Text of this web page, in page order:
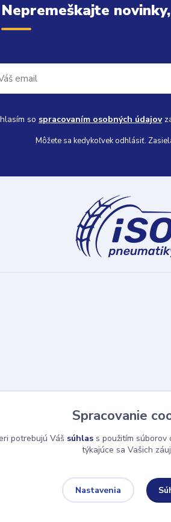
Nepremeškajte
so spracovaním osobných údajov
Môžete sa kedykoľvek odhlásiť.
Spracovanie
potrebujú Váš súhlas s použitím súborov
týkajúce sa Vašich
Nastavenia